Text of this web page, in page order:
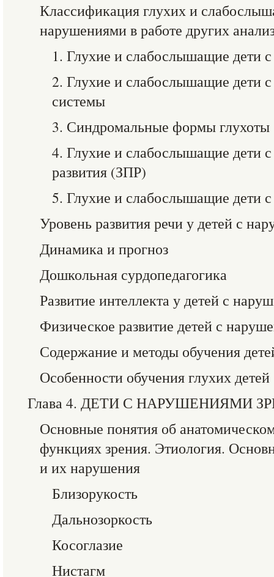
Классификация глухих и
нарушениями в работе других
1. Глухие и слабослышащие дети
2. Глухие и слабослышащие дети
системы
3. Синдромальные формы глухоты
4. Глухие и слабослышащие дети
развития (ЗПР)
5. Глухие и слабослышащие дети
Уровень развития речи у детей с
Динамика и прогноз
Дошкольная сурдопедагогика
Развитие интеллекта у детей с
Физическое развитие детей с
Содержание и методы обучения
Особенности обучения глухих детей
Глава 4. ДЕТИ С НАРУШЕНИЯМИ
Основные понятия об
функциях зрения. Этиология.
и их нарушения
Близорукость
Дальнозоркость
Косоглазие
Нистагм